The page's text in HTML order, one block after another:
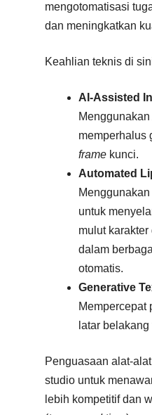
mengotomatisasi
dan meningkatkan
Keahlian teknis di
AI-Assisted
memperhalus
frame kunci.
Automated
untuk
mulut karakter
dalam
otomatis.
Generative
Mempercepat
latar
Penguasaan alat-
studio untuk
lebih kompetitif dan